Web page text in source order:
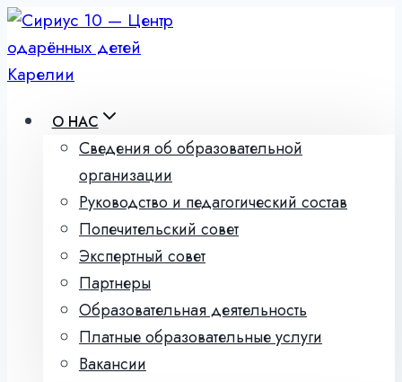
Перейти
к
содержимому
О НАС
Сведения об образовательной
организации
Руководство и педагогический состав
Попечительский совет
Экспертный совет
Партнеры
Образовательная деятельность
Платные образовательные услуги
Вакансии